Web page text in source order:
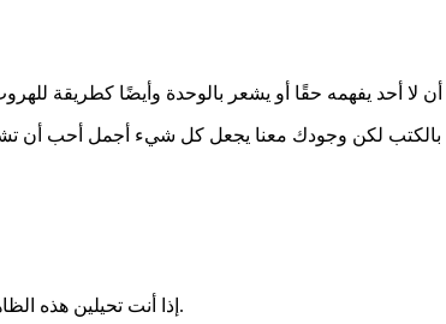
لا أحد يفهمه حقًا أو يشعر بالوحدة وأيضًا كطريقة
لكن وجودك معنا يجعل كل شيء أجمل أحب أن
إذا أنت تحيلين هذه الظاهرة لفئة عمرية محددة، وغالبا أوافقك، لكن هناك حالات ايضا حتى لكبار السن أحيانا.